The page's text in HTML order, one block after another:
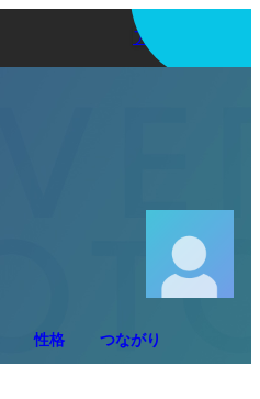
アプリを使う
性格 つながり